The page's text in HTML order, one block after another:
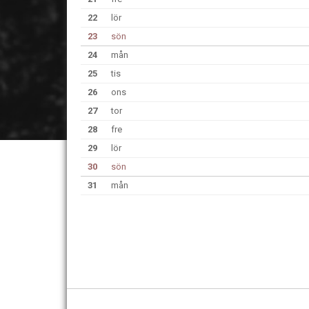
22
lör
23
sön
24
mån
25
tis
26
ons
27
tor
28
fre
29
lör
30
sön
31
mån